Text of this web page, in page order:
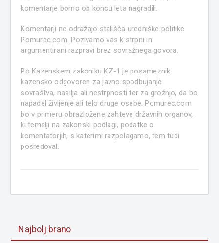
komentarje bomo ob koncu leta nagradili.
Komentarji ne odražajo stališča uredniške politike
Pomurec.com. Pozivamo vas k strpni in
argumentirani razpravi brez sovražnega govora.
Po Kazenskem zakoniku KZ-1 je posameznik
kazensko odgovoren za javno spodbujanje
sovraštva, nasilja ali nestrpnosti ter za grožnjo, da bo
napadel življenje ali telo druge osebe. Pomurec.com
bo v primeru obrazložene zahteve državnih organov,
ki temelji na zakonski podlagi, podatke o
komentatorjih, s katerimi razpolagamo, tem tudi
posredoval.
Najbolj brano